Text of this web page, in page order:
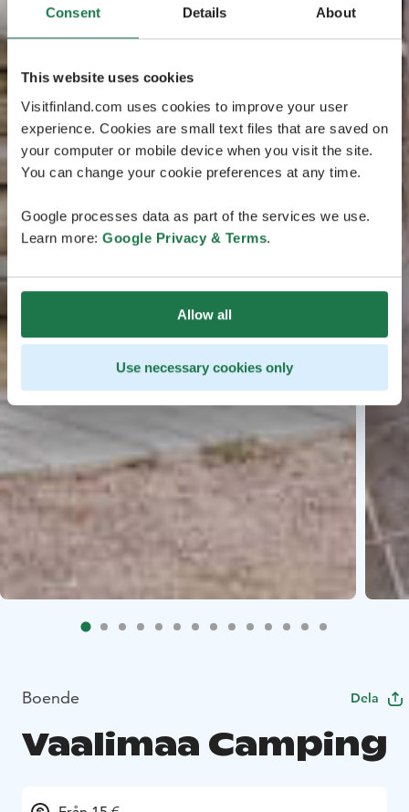
Consent Details About
This website uses cookies
Visitfinland.com uses cookies to improve your user
experience. Cookies are small text files that are saved on
your computer or mobile device when you visit the site.
You can change your cookie preferences at any time.
Google processes data as part of the services we use.
Learn more: Google Privacy & Terms.
Allow all
Use necessary cookies only
Boende Dela
Vaalimaa Camping